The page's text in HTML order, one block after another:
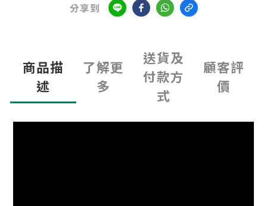
分享到
商品描
述
了解更
多
送貨及
付款方
式
顧客評
價